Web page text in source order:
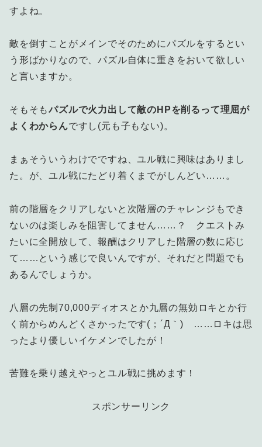
すよね。
敵を倒すことがメインでそのためにパズルをするとい
う形ばかりなので、パズル自体に重きをおいて欲しい
と言いますか。
そもそもパズルで火力出して敵のHPを削るって理屈が
よくわからんですし(元も子もない)。
まぁそういうわけでですね、ユル戦に興味はありまし
た。が、ユル戦にたどり着くまでがしんどい……。
前の階層をクリアしないと次階層のチャレンジもでき
ないのは楽しみを阻害してません……？ クエストみ
たいに全開放して、報酬はクリアした階層の数に応じ
て……という感じで良いんですが、それだと問題でも
あるんでしょうか。
八層の先制70,000ディオスとか九層の無効ロキとか行
く前からめんどくさかったです(；´Д｀) ……ロキは思
ったより優しいイケメンでしたが！
苦難を乗り越えやっとユル戦に挑めます！
スポンサーリンク